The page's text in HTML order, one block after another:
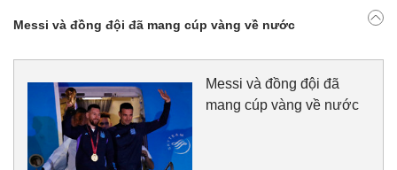
Messi và đồng đội đã mang cúp vàng về nước
Messi và đồng đội đã
mang cúp vàng về nước